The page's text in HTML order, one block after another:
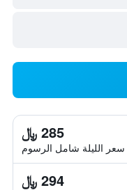
285 ﷼
سعر الليلة شامل الرسوم
294 ﷼